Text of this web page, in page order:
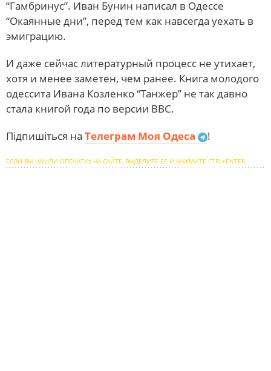
“Гамбринус”. Иван Бунин написал в Одессе
“Окаянные дни”, перед тем как навсегда уехать в
эмиграцию.
И даже сейчас литературный процесс не утихает,
хотя и менее заметен, чем ранее. Книга молодого
одессита Ивана Козленко “Танжер” не так давно
стала книгой года по версии ВВС.
Підпишіться на Телеграм Моя Одеса !
ЕСЛИ ВЫ НАШЛИ ОПЕЧАТКУ НА САЙТЕ, ВЫДЕЛИТЕ ЕЕ И НАЖМИТЕ CTRL+ENTER